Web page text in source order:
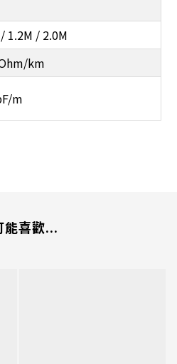
1.2M / 2.0M
km
m
能喜歡...